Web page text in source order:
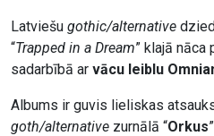
Latviešu gothic/alternative
“Trapped in a Dream” klajā nāca
sadarbībā ar vācu leiblu
Albums ir guvis lieliskas
goth/alternative zurnālā “Orkus